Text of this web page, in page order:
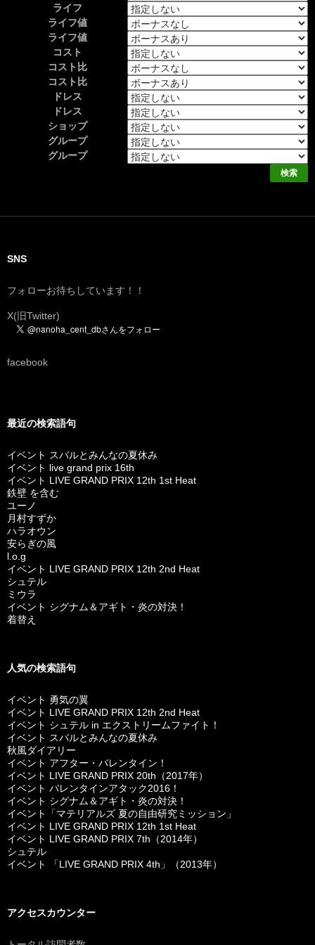
ライフ
ライフ値
ライフ値
コスト
コスト比
コスト比
ドレス
ドレス
ショップ
グループ
グループ
SNS
フォローお待ちしています！！
X(旧Twitter)
facebook
最近の検索語句
イベント スバルとみんなの夏休み
イベント live grand prix 16th
イベント LIVE GRAND PRIX 12th 1st Heat
鉄壁 を含む
ユーノ
月村すずか
ハラオウン
安らぎの風
l.o.g
イベント LIVE GRAND PRIX 12th 2nd Heat
シュテル
ミウラ
イベント シグナム＆アギト・炎の対決！
着替え
人気の検索語句
イベント 勇気の翼
イベント LIVE GRAND PRIX 12th 2nd Heat
イベント シュテル in エクストリームファイト！
イベント スバルとみんなの夏休み
秋風ダイアリー
イベント アフター・バレンタイン！
イベント LIVE GRAND PRIX 20th（2017年）
イベント バレンタインアタック2016！
イベント シグナム＆アギト・炎の対決！
イベント「マテリアルズ 夏の自由研究ミッション」
イベント LIVE GRAND PRIX 12th 1st Heat
イベント LIVE GRAND PRIX 7th（2014年）
シュテル
イベント 「LIVE GRAND PRIX 4th」（2013年）
アクセスカウンター